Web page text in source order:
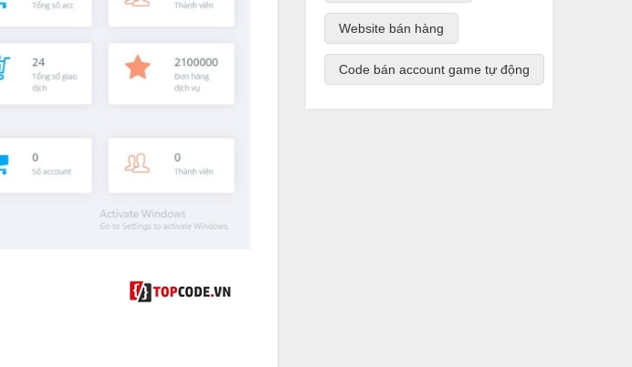
Website bán hàng
Code bán account game tự động